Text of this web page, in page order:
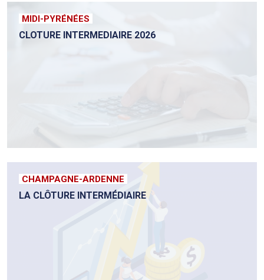
MIDI-PYRÉNÉES
CLOTURE INTERMEDIAIRE 2026
CHAMPAGNE-ARDENNE
LA CLÔTURE INTERMÉDIAIRE